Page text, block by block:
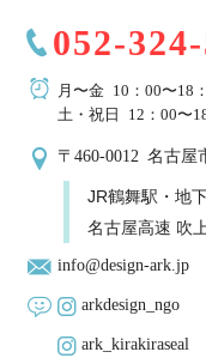
052-
月〜金 10：00〜18
土・祝日 12：00〜
〒460-0012 名古屋
JR鶴舞駅・地
名古屋高速 吹
info@design-ark.jp
arkdesign_ngo
ark_kirakiraseal